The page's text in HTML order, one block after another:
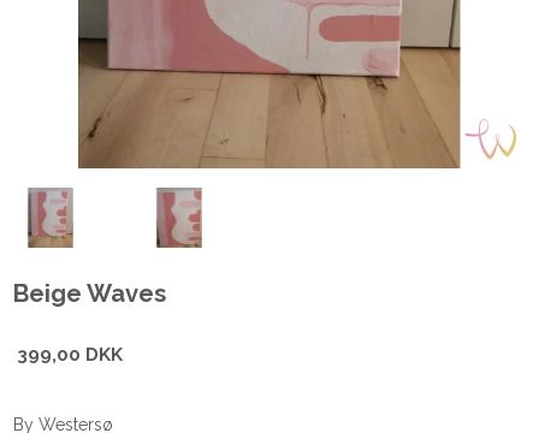
Beige Waves
399,00 DKK
By Westersø